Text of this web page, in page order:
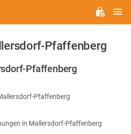
Pfaffenberg
Pfaffenberg
Pfaffenberg
in Mallersdorf-Pfaffenberg